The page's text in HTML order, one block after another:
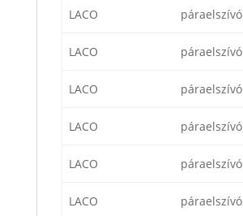
LACO páraelszívó
LACO páraelszívó
LACO páraelszívó
LACO páraelszívó
LACO páraelszívó
LACO páraelszívó